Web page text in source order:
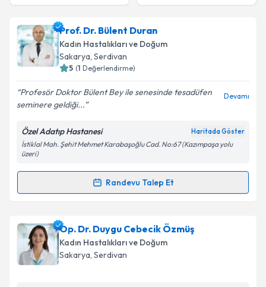
Prof. Dr. Bülent Duran
Kadın Hastalıkları ve Doğum
Sakarya, Serdivan
5 (1 Değerlendirme)
Profesör Doktor Bülent Bey ile senesinde tesadüfen
seminere geldiği...
Devamı
Özel Adatıp Hastanesi Haritada Göster
İstiklal Mah. Şehit Mehmet Karabaşoğlu Cad. No:67 (Kazımpaşa yolu
üzeri)
Randevu Talep Et
Randevu Takvimi Talebi
Prof. Dr. Bülent Duraniçin randevu takvimi talebi
oluşturun. Size bu uzmandan randevu almanız için bir
takvim hazırlandığında e-posta ile bilgilendireceğiz.
Op. Dr. Duygu Cebecik Özmüş
Kadın Hastalıkları ve Doğum
Sakarya, Serdivan